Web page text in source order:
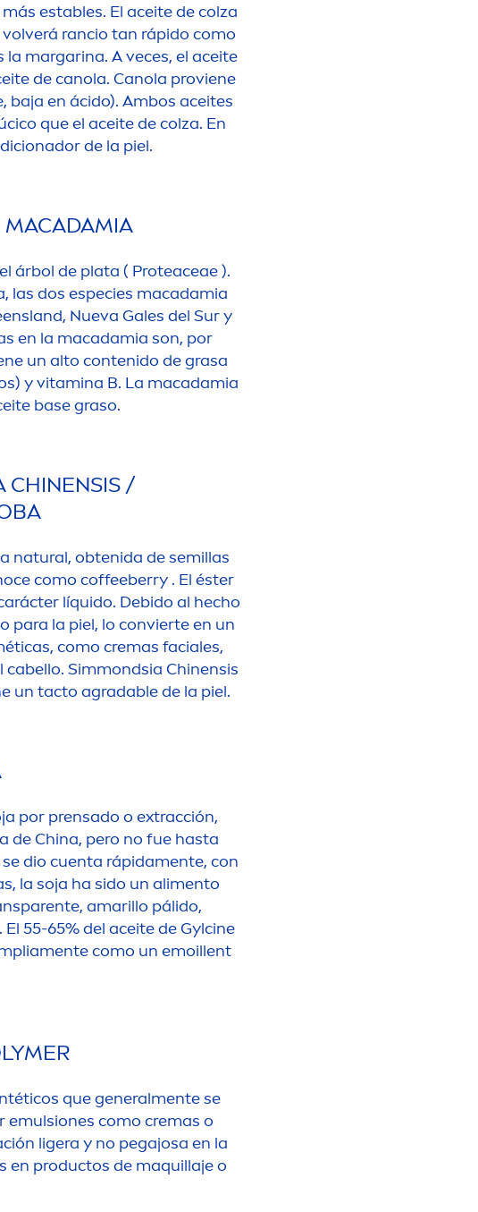
estables. El aceite de colza
rancio tan rápido como
margarina. A veces, el aceite
de canola. Canola proviene
baja en ácido). Ambos aceites
que el aceite de colza. En
de la piel.
MACADAMIA
árbol de plata ( Proteaceae ).
las dos especies macadamia
Nueva Gales del Sur y
en la macadamia son, por
un alto contenido de grasa
yvitamina B. La macadamia
base graso.
CHINENSIS /
natural, obtenida de semillas
como coffeeberry . El éster
líquido. Debido al hecho
para la piel, lo convierte en un
como cremas faciales,
Simmondsia Chinensis
un tacto agradable de la piel.
por prensado o extracción,
de China, pero no fue hasta
se dio cuenta rápidamente, con
la soja ha sido un alimento
amarillo pálido,
55-65% del aceite de Gylcine
mente como un emoillent
que generalmente se
emulsiones como cremas o
ligera y no pegajosa en la
en productos de maquillaje o